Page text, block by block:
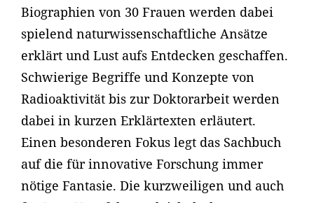
Biographien von 30 Frauen werden dabei
spielend naturwissenschaftliche Ansätze
erklärt und Lust aufs Entdecken geschaffen.
Schwierige Begriffe und Konzepte von
Radioaktivität bis zur Doktorarbeit werden
dabei in kurzen Erklärtexten erläutert.
Einen besonderen Fokus legt das Sachbuch
auf die für innovative Forschung immer
nötige Fantasie. Die kurzweiligen und auch